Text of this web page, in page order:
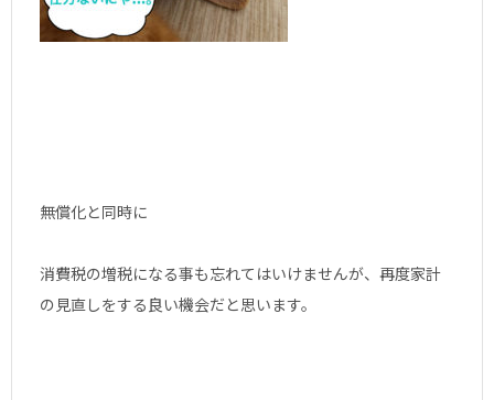
無償化と同時に
消費税の増税になる事も忘れてはいけませんが、再度家計
の見直しをする良い機会だと思います。